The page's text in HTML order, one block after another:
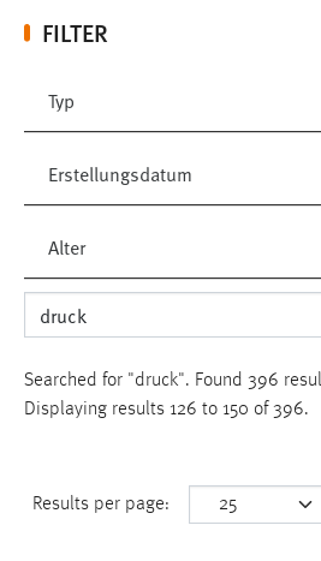
FILTER
Typ
Erstellungsdatum
Alter
Searched for "druck". Found 396
Displaying results 126 to 150 of 396.
Results per page: